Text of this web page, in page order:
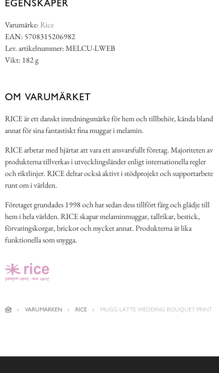
EGENSKAPER
Varumärke: Rice
EAN: 5708315206982
Lev. artikelnummer: MELCU-LWEB
Vikt: 182 g
OM VARUMÄRKET
RICE är ett danskt inredningsmärke för hem och tillbehör, kända bland
annat för sina fantastiskt fina muggar i melamin.
RICE arbetar med hjärtat att vara ett ansvarsfullt företag. Majoriteten av
produkterna tillverkas i utvecklingsländer enligt internationella regler
och riktlinjer. RICE deltar också aktivt i stödprojekt och supportarbete
runt om i världen.
Företaget grundades 1998 och har sedan dess tillfört färg och glädje till
hem i hela världen. RICE skapar melaminmuggar, tallrikar, bestick,
förvaringskorgar, brickor och mycket annat. Produkterna är lika
funktionella som snygga.
VARUMÄRKEN RICE MUGG LATTE WEDDING BOUQUET PRINT